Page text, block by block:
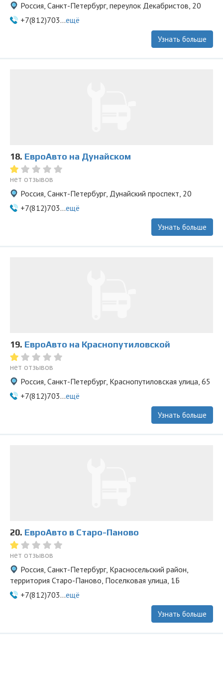
Россия, Санкт-Петербург, переулок Декабристов, 20
+7(812)703...ещё
Узнать больше
18. ЕвроАвто на Дунайском
нет отзывов
Россия, Санкт-Петербург, Дунайский проспект, 20
+7(812)703...ещё
Узнать больше
19. ЕвроАвто на Краснопутиловской
нет отзывов
Россия, Санкт-Петербург, Краснопутиловская улица, 65
+7(812)703...ещё
Узнать больше
20. ЕвроАвто в Старо-Паново
нет отзывов
Россия, Санкт-Петербург, Красносельский район,
территория Старо-Паново, Поселковая улица, 1Б
+7(812)703...ещё
Узнать больше